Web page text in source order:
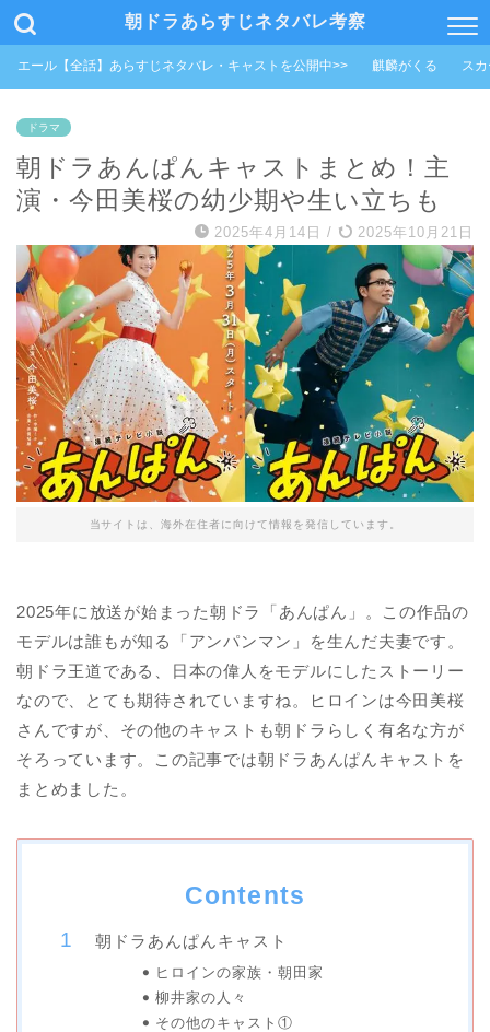
朝ドラあらすじネタバレ考察
エール【全話】あらすじネタバレ・キャストを公開中>> 麒麟がくる ス
ドラマ
朝ドラあんぱんキャストまとめ！主
演・今田美桜の幼少期や生い立ちも
2025年4月14日 / 2025年10月21日
当サイトは、海外在住者に向けて情報を発信しています。
2025年に放送が始まった朝ドラ「あんぱん」。この作品の
モデルは誰もが知る「アンパンマン」を生んだ夫妻です。
朝ドラ王道である、日本の偉人をモデルにしたストーリー
なので、とても期待されていますね。ヒロインは今田美桜
さんですが、その他のキャストも朝ドラらしく有名な方が
そろっています。この記事では朝ドラあんぱんキャストを
まとめました。
Contents
朝ドラあんぱんキャスト
ヒロインの家族・朝田家
柳井家の人々
その他のキャスト①